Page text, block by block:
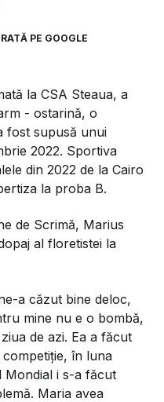
PE GOOGLE
la CSA Steaua, a
- ostarină, o
fost supusă unui
2022. Sportiva
din 2022 de la Cairo
la proba B.
de Scrimă, Marius
al floretistei la
a căzut bine deloc,
mine nu e o bombă,
de azi. Ea a făcut
în luna
Mondial i s-a făcut
Maria avea